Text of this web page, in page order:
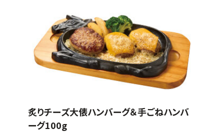
炙りチーズ大俵ハンバーグ＆手ごねハンバ
ーグ100g